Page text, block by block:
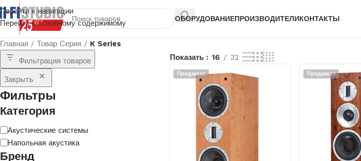
Перейти к навигации
Перейти к основному содержимому
ОБОРУДОВАНИЕПРОИЗВОДИТЕЛИКОНТАКТЫ
Главная / Товар Серия / K Series
Фильтрация товаров
Закрыть
Фильтры
Категория
Акустические системы
Напольная акустика
Бренд
Показать 16 32
Предзаказ Предзаказ